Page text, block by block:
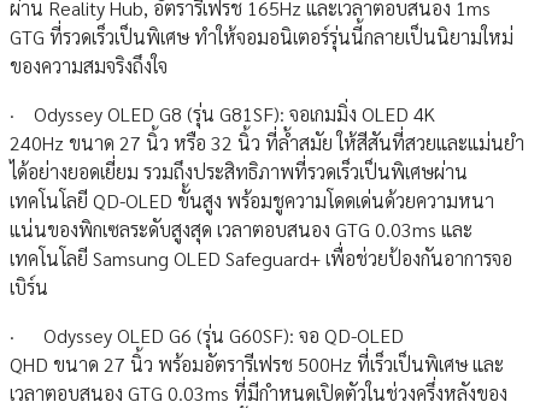
ผ่าน Reality Hub, อัตรารีเฟรช 165Hz และเวลาตอบสนอง 1ms
GTG ที่รวดเร็วเป็นพิเศษ ทำให้จอมอนิเตอร์รุ่นนี้กลายเป็นนิยามใหม่
ของความสมจริงถึงใจ
· Odyssey OLED G8 (รุ่น G81SF): จอเกมมิ่ง OLED 4K
240Hz ขนาด 27 นิ้ว หรือ 32 นิ้ว ที่ล้ำสมัย ให้สีสันที่สวยและแม่นยำ
ได้อย่างยอดเยี่ยม รวมถึงประสิทธิภาพที่รวดเร็วเป็นพิเศษผ่าน
เทคโนโลยี QD-OLED ขั้นสูง พร้อมชูความโดดเด่นด้วยความหนา
แน่นของพิกเซลระดับสูงสุด เวลาตอบสนอง GTG 0.03ms และ
เทคโนโลยี Samsung OLED Safeguard+ เพื่อช่วยป้องกันอาการจอ
เบิร์น
· Odyssey OLED G6 (รุ่น G60SF): จอ QD-OLED
QHD ขนาด 27 นิ้ว พร้อมอัตรารีเฟรช 500Hz ที่เร็วเป็นพิเศษ และ
เวลาตอบสนอง GTG 0.03ms ที่มีกำหนดเปิดตัวในช่วงครึ่งหลังของ